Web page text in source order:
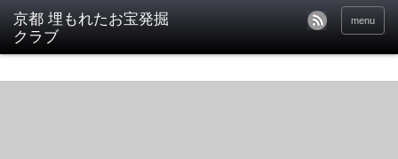
京都 埋もれたお宝発掘
クラブ
menu